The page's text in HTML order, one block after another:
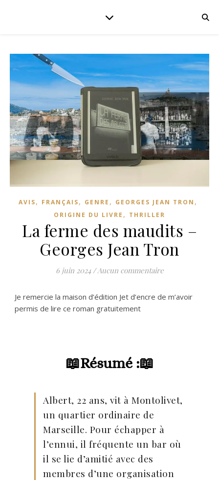
AVIS, FRANÇAIS, GENRE , GEORGES JEAN TRON ,
ORIGINE DU LIVRE , THRILLER
La ferme des maudits –
Georges Jean Tron
6 juin 2024 / Aucun commentaire
Je remercie la maison d’édition Jet d’encre de m’avoir
permis de lire ce roman gratuitement
📖Résumé :📖
Albert, 22 ans, vit à Montolivet,
un quartier ordinaire de
Marseille. Pour échapper à
l’ennui, il fréquente un bar où
il se lie d’amitié avec des
membres d’une organisation